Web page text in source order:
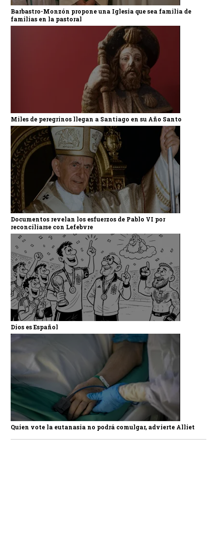
Barbastro-Monzón propone una Iglesia que sea familia de
familias en la pastoral
Miles de peregrinos llegan a Santiago en su Año Santo
Documentos revelan los esfuerzos de Pablo VI por
reconciliarse con Lefebvre
Dios es Español
Quien vote la eutanasia no podrá comulgar, advierte Alliet